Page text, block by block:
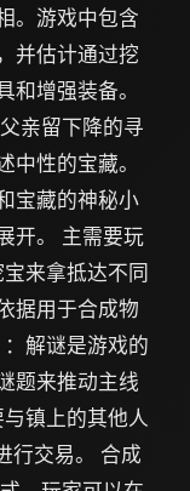
。游戏中包含
并估计通过挖
增强装备。
亲留下降的寻
性的宝藏。
宝藏的神秘小
开。 主需要玩
来拿抵达不同
据用于合成物
解谜是游戏的
题来推动主线
镇上的其他人
行交易。 合成